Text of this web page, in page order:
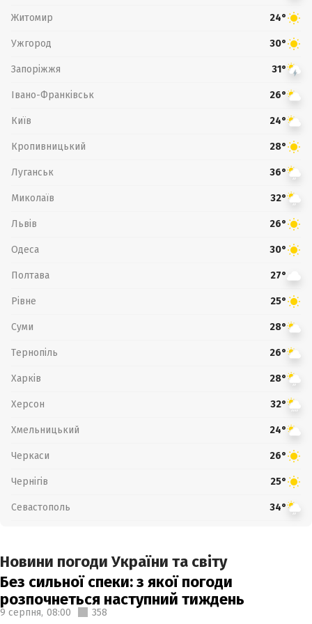
Житомир 24°
Ужгород 30°
Запоріжжя 31°
Івано-Франківськ 26°
Київ 24°
Кропивницький 28°
Луганськ 36°
Миколаїв 32°
Львів 26°
Одеса 30°
Полтава 27°
Рівне 25°
Суми 28°
Тернопіль 26°
Харків 28°
Херсон 32°
Хмельницький 24°
Черкаси 26°
Чернігів 25°
Севастополь 34°
Новини погоди України та світу
Без сильної спеки: з якої погоди
розпочнеться наступний тиждень
9 серпня, 08:00 358